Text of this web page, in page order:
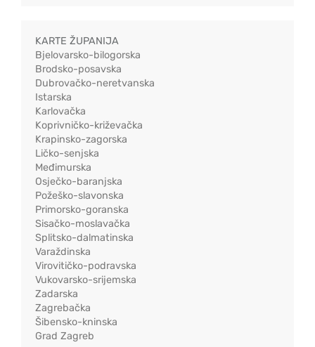
KARTE ŽUPANIJA
Bjelovarsko-bilogorska
Brodsko-posavska
Dubrovačko-neretvanska
Istarska
Karlovačka
Koprivničko-križevačka
Krapinsko-zagorska
Ličko-senjska
Međimurska
Osječko-baranjska
Požeško-slavonska
Primorsko-goranska
Sisačko-moslavačka
Splitsko-dalmatinska
Varaždinska
Virovitičko-podravska
Vukovarsko-srijemska
Zadarska
Zagrebačka
Šibensko-kninska
Grad Zagreb